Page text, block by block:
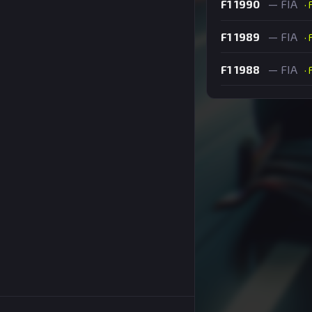
F1 1990 — FIA ·
F1 1989 — FIA ·
F1 1988 — FIA ·